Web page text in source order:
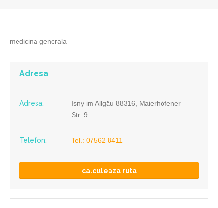
medicina generala
Adresa
Adresa:
Isny im Allgäu 88316, Maierhöfener
Str. 9
Telefon: Tel.: 07562 8411
calculeaza ruta